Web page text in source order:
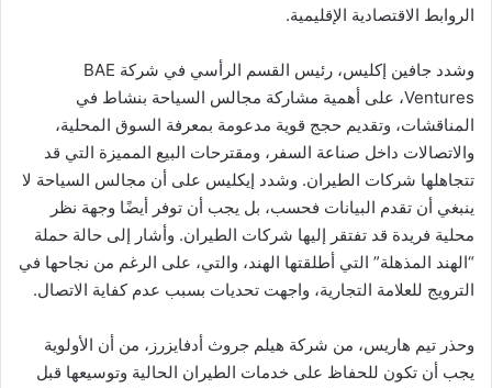
الروابط الاقتصادية الإقليمية.
وشدد جافين إكليس، رئيس القسم الرأسي في شركة BAE
Ventures، على أهمية مشاركة مجالس السياحة بنشاط في
المناقشات، وتقديم حجج قوية مدعومة بمعرفة السوق المحلية،
والاتصالات داخل صناعة السفر، ومقترحات البيع المميزة التي قد
تتجاهلها شركات الطيران. وشدد إيكليس على أن مجالس السياحة لا
ينبغي أن تقدم البيانات فحسب، بل يجب أن توفر أيضًا وجهة نظر
محلية فريدة قد تفتقر إليها شركات الطيران. وأشار إلى حالة حملة
“الهند المذهلة” التي أطلقتها الهند، والتي، على الرغم من نجاحها في
الترويج للعلامة التجارية، واجهت تحديات بسبب عدم كفاية الاتصال.
وحذر تيم هاريس، من شركة هيلم جروث أدفايزرز، من أن الأولوية
يجب أن تكون للحفاظ على خدمات الطيران الحالية وتوسيعها قبل